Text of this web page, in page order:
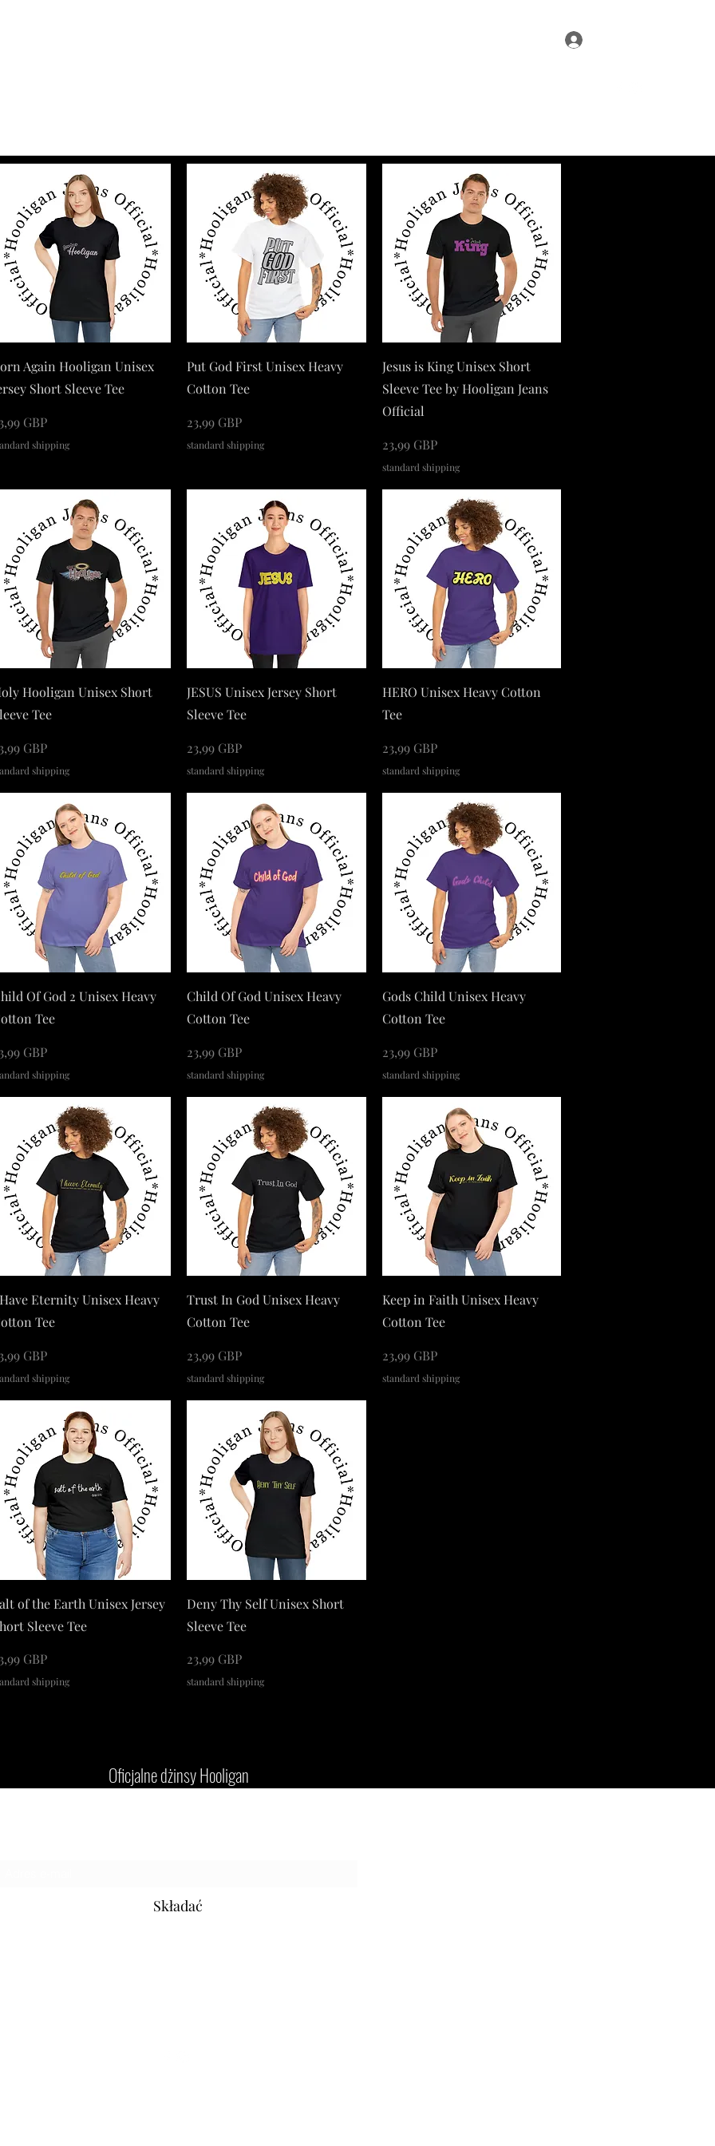
Podgląd
Again Hooligan Unisex
Short Sleeve Tee
GBP
shipping
Podgląd
Put God First Unisex Heavy
Cotton Tee
Cena
23,99 GBP
standard shipping
Podgląd
Jesus is King Unisex Short
Sleeve Tee by Hooligan Jeans
Official
Cena
23,99 GBP
standard shipping
Podgląd
Hooligan Unisex Short
Tee
GBP
shipping
Podgląd
JESUS Unisex Jersey Short
Sleeve Tee
Cena
23,99 GBP
standard shipping
Podgląd
HERO Unisex Heavy Cotton
Tee
Cena
23,99 GBP
standard shipping
Podgląd
Of God 2 Unisex Heavy
Tee
GBP
shipping
Podgląd
Child Of God Unisex Heavy
Cotton Tee
Cena
23,99 GBP
standard shipping
Podgląd
Gods Child Unisex Heavy
Cotton Tee
Cena
23,99 GBP
standard shipping
Podgląd
Eternity Unisex Heavy
Tee
GBP
shipping
Podgląd
Trust In God Unisex Heavy
Cotton Tee
Cena
23,99 GBP
standard shipping
Podgląd
Keep in Faith Unisex Heavy
Cotton Tee
Cena
23,99 GBP
standard shipping
Podgląd
of the Earth Unisex Jersey
Sleeve Tee
GBP
shipping
Podgląd
Deny Thy Self Unisex Short
Sleeve Tee
Cena
23,99 GBP
standard shipping
Oficjalne dżinsy Hooligan
Składać